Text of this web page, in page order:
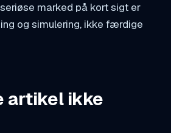
marked på kort sigt er
og simulering, ikke færdige
artikel ikke